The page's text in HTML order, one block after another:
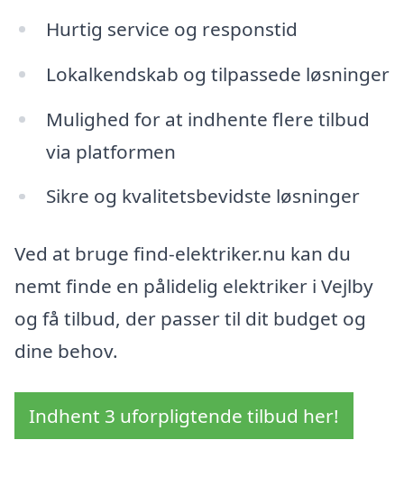
Hurtig service og responstid
Lokalkendskab og tilpassede løsninger
Mulighed for at indhente flere tilbud
via platformen
Sikre og kvalitetsbevidste løsninger
Ved at bruge find-elektriker.nu kan du
nemt finde en pålidelig elektriker i Vejlby
og få tilbud, der passer til dit budget og
dine behov.
Indhent 3 uforpligtende tilbud her!